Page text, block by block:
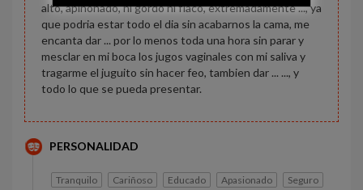
alto, apiñonado, ni gordo ni flaco, extremadamente ..., ya
que podria estar todo el dia sin acabarnos la cama, me
encanta dar ... por lo menos toda una hora sin parar y
mesclar en mi boca los jugos vaginales con mi saliva y
tragarme el juguito sin hacer feo, tambien dar ... ..., y
todo lo que se pueda presentar.
PERSONALIDAD
Tranquilo Cariñoso Educado Apasionado Seguro